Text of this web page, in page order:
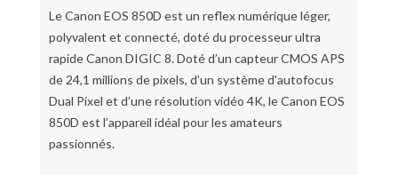
Le Canon EOS 850D est un reflex numérique léger,
polyvalent et connecté, doté du processeur ultra
rapide Canon DIGIC 8. Doté d’un capteur CMOS APS
de 24,1 millions de pixels, d’un système d'autofocus
Dual Pixel et d’une résolution vidéo 4K, le Canon EOS
850D est l’appareil idéal pour les amateurs
passionnés.